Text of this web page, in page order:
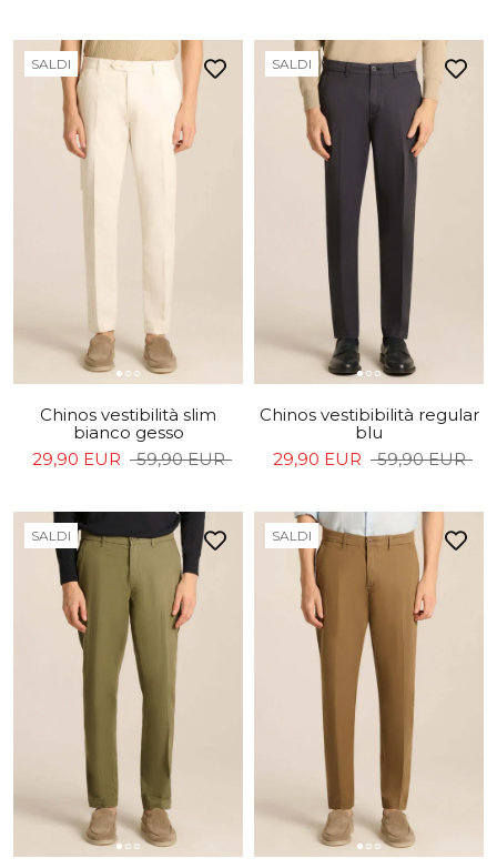
SALDI
Chinos vestibilità slim
bianco gesso
29,90 EUR
59,90 EUR
SALDI
Chinos vestibibilità regular
blu
29,90 EUR
59,90 EUR
SALDI SALDI